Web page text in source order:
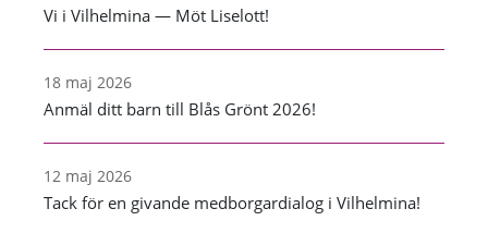
Vi i Vilhelmina — Möt Liselott!
18 maj 2026
Anmäl ditt barn till Blås Grönt 2026!
12 maj 2026
Tack för en givande medborgardialog i Vilhelmina!